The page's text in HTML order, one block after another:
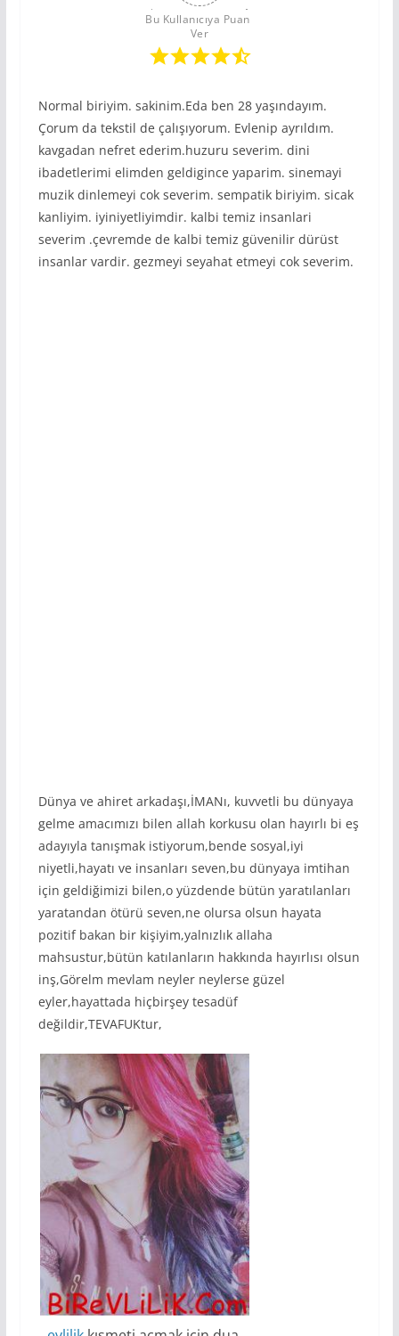
Bu Kullanıcıya Puan
Ver
Normal biriyim. sakinim.Eda ben 28 yaşındayım.
Çorum da tekstil de çalışıyorum. Evlenip ayrıldım.
kavgadan nefret ederim.huzuru severim. dini
ibadetlerimi elimden geldigince yaparim. sinemayi
muzik dinlemeyi cok severim. sempatik biriyim. sicak
kanliyim. iyiniyetliyimdir. kalbi temiz insanlari
severim .çevremde de kalbi temiz güvenilir dürüst
insanlar vardir. gezmeyi seyahat etmeyi cok severim.
Dünya ve ahiret arkadaşı,İMANı, kuvvetli bu dünyaya
gelme amacımızı bilen allah korkusu olan hayırlı bi eş
adayıyla tanışmak istiyorum,bende sosyal,iyi
niyetli,hayatı ve insanları seven,bu dünyaya imtihan
için geldiğimizi bilen,o yüzdende bütün yaratılanları
yaratandan ötürü seven,ne olursa olsun hayata
pozitif bakan bir kişiyim,yalnızlık allaha
mahsustur,bütün katılanların hakkında hayırlısı olsun
inş,Görelm mevlam neyler neylerse güzel
eyler,hayattada hiçbirşey tesadüf
değildir,TEVAFUKtur,